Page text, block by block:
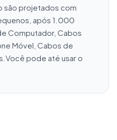
são projetados com
após 1.000
Computador, Cabos
Móvel, Cabos de
pode até usar o